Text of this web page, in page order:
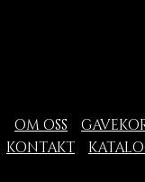
OM OSS
KONTAKT